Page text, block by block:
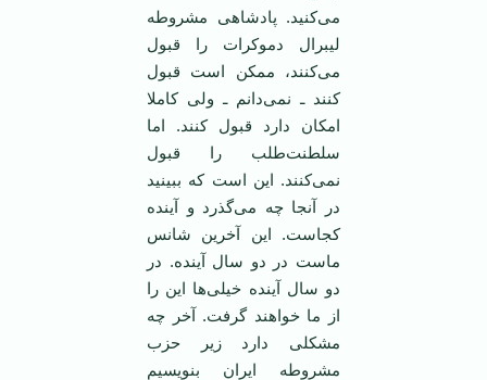
می‌کنید. پادشاهی مشروطه
لیبرال دموکرات را قبول
می‌کنند، ممکن است قبول
کنند ـ نمی‌دانم ـ ولی کاملا
امکان دارد قبول کنند. اما
سلطنت‌طلب را قبول
نمی‌کنند. این است که ببینید
در آنجا چه می‌گذرد و آینده
کجاست. این آخرین شانس
ماست در دو سال آینده. در
دو سال آینده خیلی‌ها این را
از ما خواهند گرفت. آخر چه
مشکلی دارد زیر حزب
مشروطه ایران بنویسیم